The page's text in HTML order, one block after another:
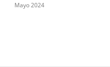
Mayo 2024